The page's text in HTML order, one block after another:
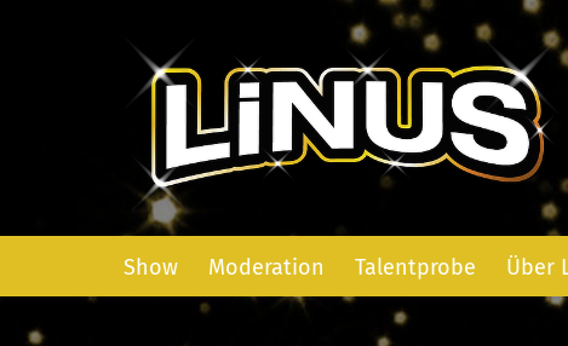
Show Moderation Talentprobe Über